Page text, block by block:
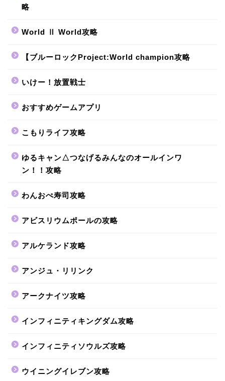
略
World Ⅱ World攻略
【ブルーロックProject:World champion攻略
いけー！放置戦士
おすすめゲームアプリ
こもりライフ攻略
ゆるキャン△つなげるみんなのオールインワ
ン！！攻略
わんおぺ寿司攻略
アビスリウムポールの攻略
アルケランド攻略
アンジュ・リリンク
アークナイツ攻略
インフィニティキングダム攻略
インフィニティソウルズ攻略
ウイニングイレブン攻略